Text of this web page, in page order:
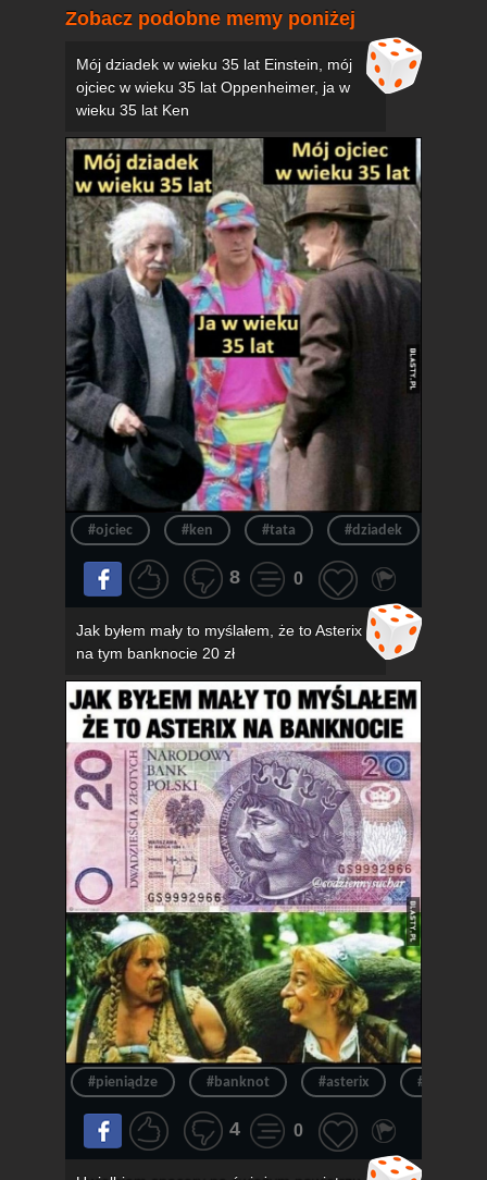
Zobacz podobne memy poniżej
Mój dziadek w wieku 35 lat Einstein, mój
ojciec w wieku 35 lat Oppenheimer, ja w
wieku 35 lat Ken
#ojciec #ken #tata #dziadek
8 0
Jak byłem mały to myślałem, że to Asterix
na tym banknocie 20 zł
#pieniądze #banknot #asterix #pieniądz
4 0